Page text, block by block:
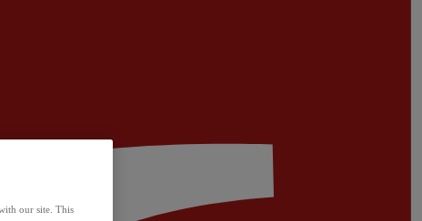
our site. This